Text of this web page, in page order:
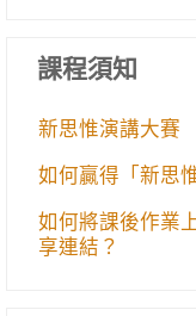
課程須知
新思惟演講大賽
如何贏得「新思
如何將課後作業
享連結？